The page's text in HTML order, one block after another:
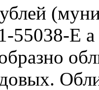
55038-E